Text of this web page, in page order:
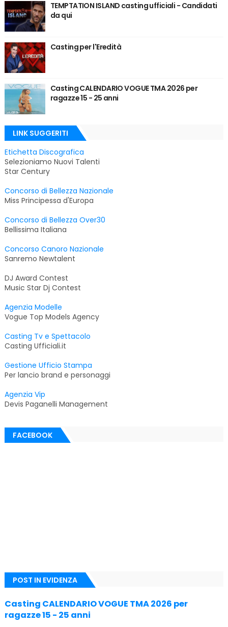
TEMPTATION ISLAND casting ufficiali - Candidati
da qui
Casting per l'Eredità
Casting CALENDARIO VOGUE TMA 2026 per
ragazze 15 - 25 anni
LINK SUGGERITI
Etichetta Discografica
Selezioniamo Nuovi Talenti
Star Century
Concorso di Bellezza Nazionale
Miss Principessa d'Europa
Concorso di Bellezza Over30
Bellissima Italiana
Concorso Canoro Nazionale
Sanremo Newtalent
DJ Award Contest
Music Star Dj Contest
Agenzia Modelle
Vogue Top Models Agency
Casting Tv e Spettacolo
Casting Ufficiali.it
Gestione Ufficio Stampa
Per lancio brand e personaggi
Agenzia Vip
Devis Paganelli Management
FACEBOOK
POST IN EVIDENZA
Casting CALENDARIO VOGUE TMA 2026 per
ragazze 15 - 25 anni